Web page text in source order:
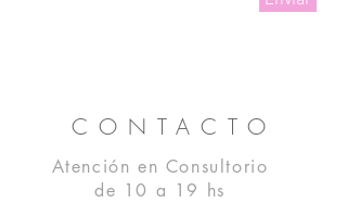
CONTACTO
Atención en Consultorio
de 10 a 19 hs